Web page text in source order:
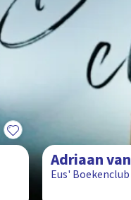
Adriaan
Eus'